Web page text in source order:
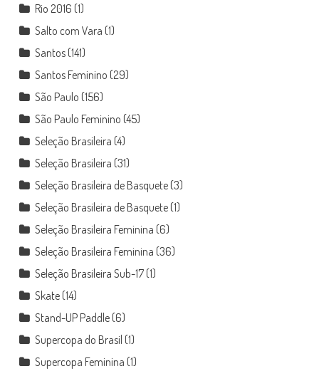
Rio 2016 (1)
Salto com Vara (1)
Santos(141)
Santos Feminino (29)
São Paulo (156)
São Paulo Feminino (45)
Seleção Brasileira (4)
Seleção Brasileira (31)
Seleção Brasileira de Basquete(3)
Seleção Brasileira de Basquete(1)
Seleção Brasileira Feminina (6)
Seleção Brasileira Feminina (36)
Seleção Brasileira Sub-17(1)
Skate(14)
Stand-UP Paddle(6)
Supercopa do Brasil (1)
Supercopa Feminina (1)